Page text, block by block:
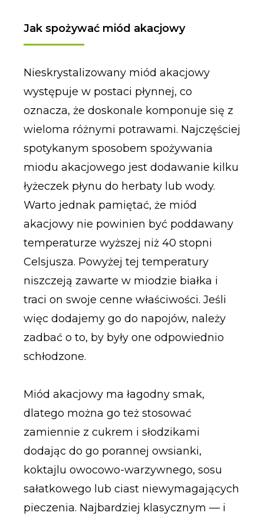
Jak spożywać miód akacjowy
Nieskrystalizowany miód akacjowy
występuje w postaci płynnej, co
oznacza, że doskonale komponuje się z
wieloma różnymi potrawami. Najczęściej
spotykanym sposobem spożywania
miodu akacjowego jest dodawanie kilku
łyżeczek płynu do herbaty lub wody.
Warto jednak pamiętać, że miód
akacjowy nie powinien być poddawany
temperaturze wyższej niż 40 stopni
Celsjusza. Powyżej tej temperatury
niszczeją zawarte w miodzie białka i
traci on swoje cenne właściwości. Jeśli
więc dodajemy go do napojów, należy
zadbać o to, by były one odpowiednio
schłodzone.
Miód akacjowy ma łagodny smak,
dlatego można go też stosować
zamiennie z cukrem i słodzikami
dodając do go porannej owsianki,
koktajlu owocowo-warzywnego, sosu
sałatkowego lub ciast niewymagających
pieczenia. Najbardziej klasycznym — i